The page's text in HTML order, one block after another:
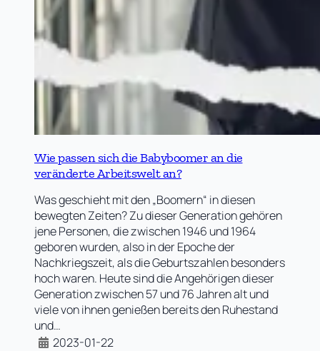
Wie passen sich die Babyboomer an die
veränderte Arbeitswelt an?
Was geschieht mit den „Boomern“ in diesen
bewegten Zeiten? Zu dieser Generation gehören
jene Personen, die zwischen 1946 und 1964
geboren wurden, also in der Epoche der
Nachkriegszeit, als die Geburtszahlen besonders
hoch waren. Heute sind die Angehörigen dieser
Generation zwischen 57 und 76 Jahren alt und
viele von ihnen genießen bereits den Ruhestand
und…
2023-01-22